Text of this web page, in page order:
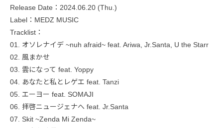
Release Date：2024.06.20 (Thu.)
Label：MEDZ MUSIC
Tracklist：
01. オソレナイデ ~nuh afraid~ feat. Ariwa, Jr.Santa, U the Starr
02. 風まかせ
03. 雲になって feat. Yoppy
04. あなたと私とレゲエ feat. Tanzi
05. エーヨー feat. SOMAJI
06. 拝啓ニュージェナへ feat. Jr.Santa
07. Skit ~Zenda Mi Zenda~